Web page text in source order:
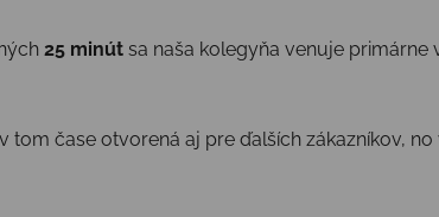
25 minút sa naša kolegyňa venuje primárne
tom čase otvorená aj pre ďalších zákazníkov,